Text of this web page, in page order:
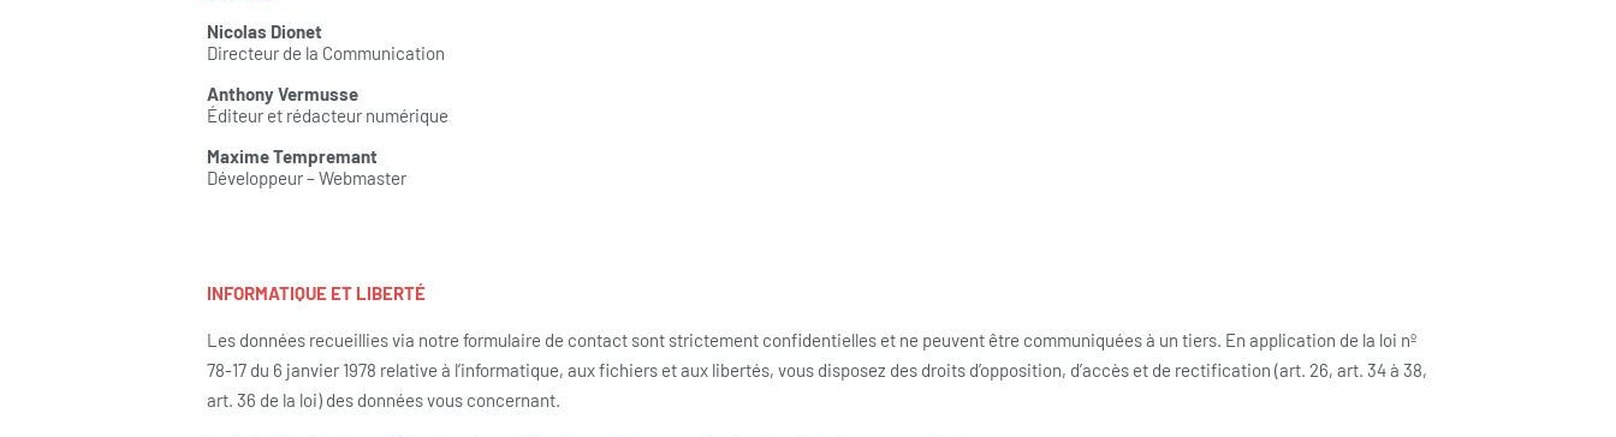
Nicolas Dionet
Directeur de la Communication
Anthony Vermusse
Éditeur et rédacteur numérique
Maxime Tempremant
Développeur – Webmaster
INFORMATIQUE ET LIBERTÉ
Les données recueillies via notre formulaire de contact sont strictement confidentielles et ne peuvent être communiquées à un tiers. En application de la loi nº
78-17 du 6 janvier 1978 relative à l’informatique, aux fichiers et aux libertés, vous disposez des droits d’opposition, d’accès et de rectification (art. 26, art. 34 à 38,
art. 36 de la loi) des données vous concernant.